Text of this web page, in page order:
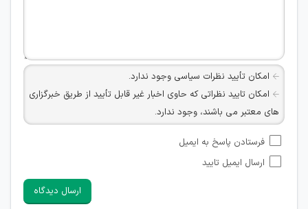
امکان تأیید نظرات سیاسی وجود ندارد.
امکان تایید نظراتی که حاوی اخبار غیر قابل تأیید از طریق خبرگزاری
های معتبر می باشند، وجود ندارد.
شبکه های مجازی ارتباطی می باشند وجود ندارد.
امکان تأیید نظرات کاربرانی که به هر طریقی قصد مأیوس کردن
هرگونه تحریک، تحقیر و کنایه به سایر افراد (مسئول و غیر مسئول)
فرستادن پاسخ به ایمیل
ارسال ایمیل تایید
ارسال دیدگاه